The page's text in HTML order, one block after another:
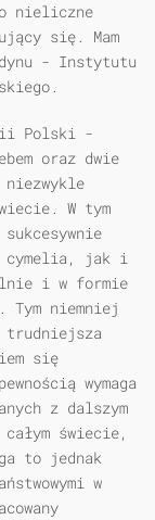
nieliczne
się. Mam
- Instytutu
Polski -
oraz dwie
niezwykle
W tym
cymelia, jak i
i w formie
Tym niemniej
trudniejsza
się
wymaga
z dalszym
świecie,
to jednak
w